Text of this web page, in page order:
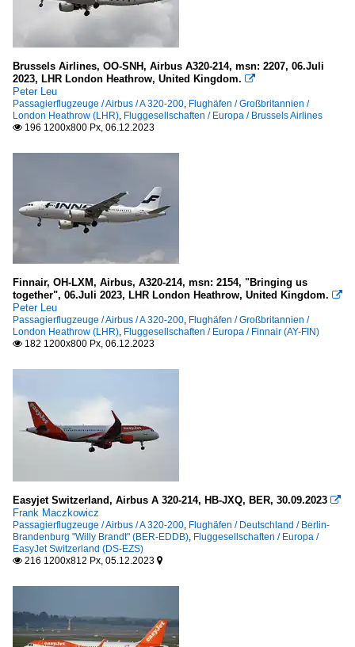
Brussels Airlines, OO-SNH, Airbus A320-214, msn: 2207, 06.Juli
2023, LHR London Heathrow, United Kingdom. 
Peter Leu
Passagierflugzeuge / Airbus / A 320-200, Flughäfen / Großbritannien /
London Heathrow (LHR), Fluggesellschaften / Europa / Brussels Airlines
 196 1200x800 Px, 06.12.2023
Finnair, OH-LXM, Airbus, A320-214, msn: 2154, "Bringing us
together", 06.Juli 2023, LHR London Heathrow, United Kingdom. 
Peter Leu
Passagierflugzeuge / Airbus / A 320-200, Flughäfen / Großbritannien /
London Heathrow (LHR), Fluggesellschaften / Europa / Finnair (AY-FIN)
 182 1200x800 Px, 06.12.2023
Easyjet Switzerland, Airbus A 320-214, HB-JXQ, BER, 30.09.2023 
Frank Maczkowicz
Passagierflugzeuge / Airbus / A 320-200, Flughäfen / Deutschland / Berlin-
Brandenburg "Willy Brandt" (BER-EDDB), Fluggesellschaften / Europa /
EasyJet Switzerland (DS-EZS)
 216 1200x812 Px, 05.12.2023 